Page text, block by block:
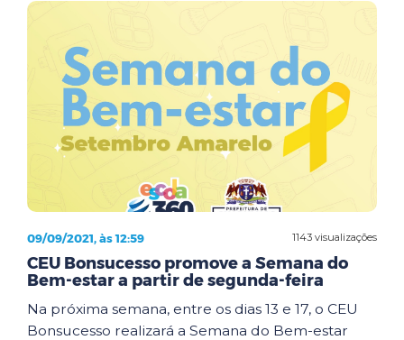
1143 visualizações
09/09/2021, às 12:59
CEU Bonsucesso promove a Semana do
Bem-estar a partir de segunda-feira
Na próxima semana, entre os dias 13 e 17, o CEU
Bonsucesso realizará a Semana do Bem-estar